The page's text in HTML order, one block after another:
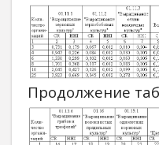
Продолжение